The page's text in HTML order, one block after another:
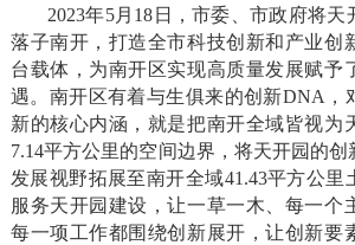
2023年5月18日，市委、市政府将
落子南开，打造全市科技创新和产业创
台载体，为南开区实现高质量发展赋予
遇。南开区有着与生俱来的创新DNA，
新的核心内涵，就是把南开全域皆视为
7.14平方公里的空间边界，将天开园的
发展视野拓展至南开全域41.43平方公里
服务天开园建设，让一草一木、每一个
每一项工作都围绕创新展开，让创新要